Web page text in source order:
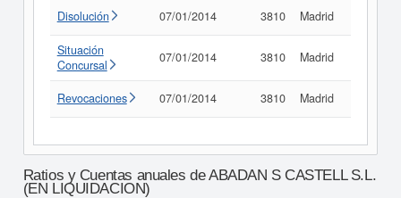
Disolución 07/01/2014 3810 Madrid
Situación
Concursal
07/01/2014 3810 Madrid
Revocaciones 07/01/2014 3810 Madrid
Ratios y Cuentas anuales de ABADAN S CASTELL S.L.
(EN LIQUIDACION)